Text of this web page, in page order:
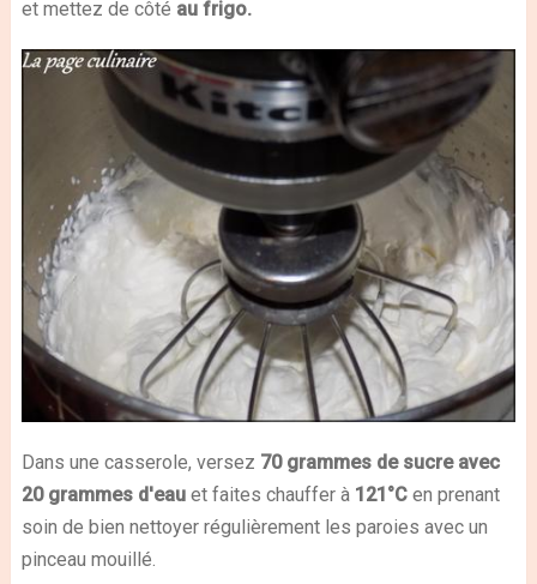
et mettez de côté au frigo.
Dans une casserole, versez 70 grammes de sucre avec
20 grammes d'eauet faites chauffer à 121°Cen prenant
soin de bien nettoyer régulièrement les paroies avec un
pinceau mouillé.